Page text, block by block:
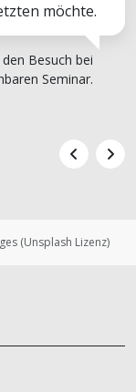
möchte.
Besuch bei
Seminar.
(Unsplash Lizenz)